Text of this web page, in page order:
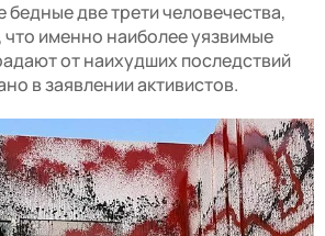
бедные две трети человечества,
что именно наиболее уязвимые
от наихудших последствий
в заявлении активистов.